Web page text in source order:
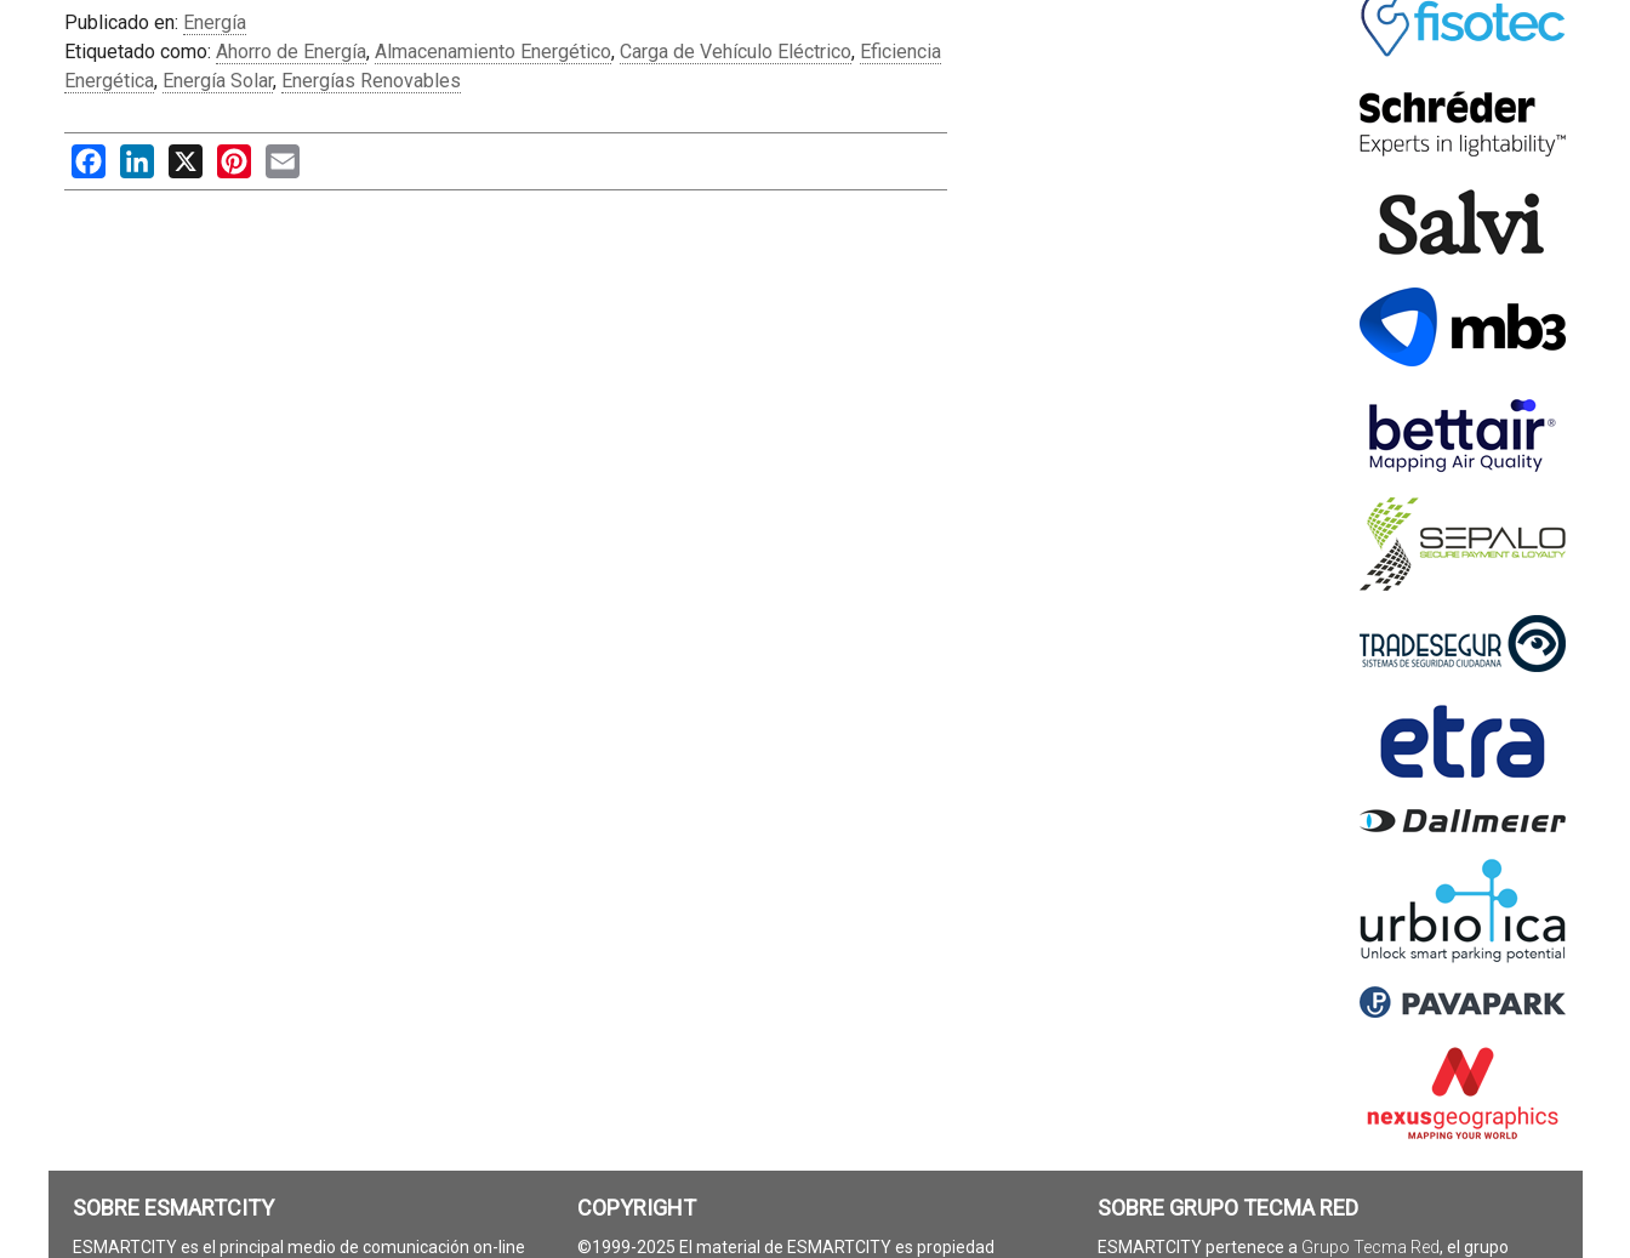
Publicado en: Energía
Etiquetado como: Ahorro de Energía, Almacenamiento Energético, Carga de Vehículo Eléctrico, Eficiencia
Energética, Energía Solar, Energías Renovables
FacebookLinkedIn
X PinterestEmail
SOBRE ESMARTCITY
ESMARTCITY es el principal medio de comunicación on-line
COPYRIGHT
©1999-2025 El material de ESMARTCITY es propiedad
SOBRE GRUPO TECMA RED
ESMARTCITY pertenece a Grupo Tecma Red, el grupo